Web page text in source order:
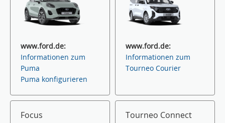
www.ford.de:
Informationen zum
Puma
Puma konfigurieren
www.ford.de:
Informationen zum
Tourneo Courier
Focus Tourneo Connect